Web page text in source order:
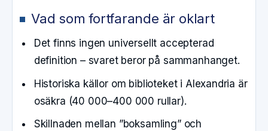
Vad som fortfarande är oklart
Det finns ingen universellt accepterad
definition – svaret beror på sammanhanget.
Historiska källor om biblioteket i Alexandria är
osäkra (40 000–400 000 rullar).
Skillnaden mellan ”boksamling” och